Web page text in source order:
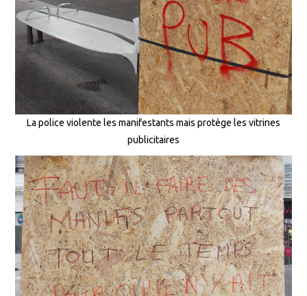
La police violente les manifestants mais protège les vitrines
publicitaires